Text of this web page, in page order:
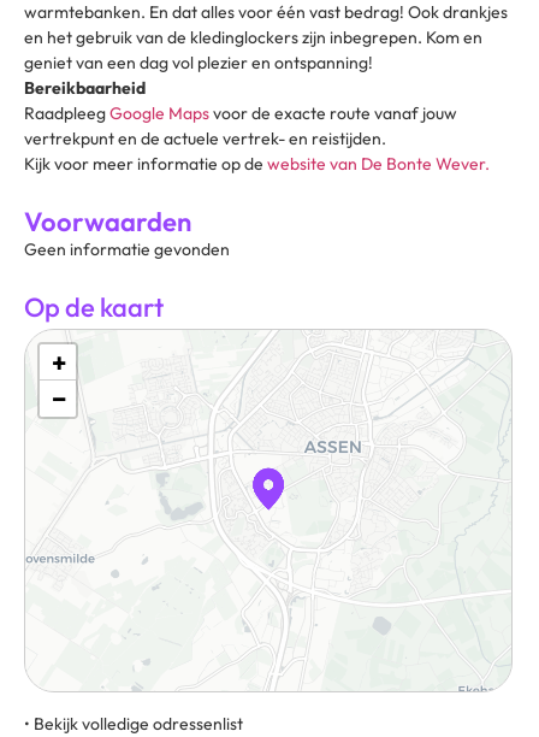
warmtebanken. En dat alles voor één vast bedrag! Ook drankjes
en het gebruik van de kledinglockers zijn inbegrepen. Kom en
geniet van een dag vol plezier en ontspanning!
Bereikbaarheid
RaadpleegGoogle Mapsvoor de exacte route vanaf jouw
vertrekpunt en de actuele vertrek- en reistijden.
Kijk voor meer informatie op de website van De Bonte Wever.
Voorwaarden
Geen informatie gevonden
Op de kaart
+
−
• Bekijk volledige odressenlist